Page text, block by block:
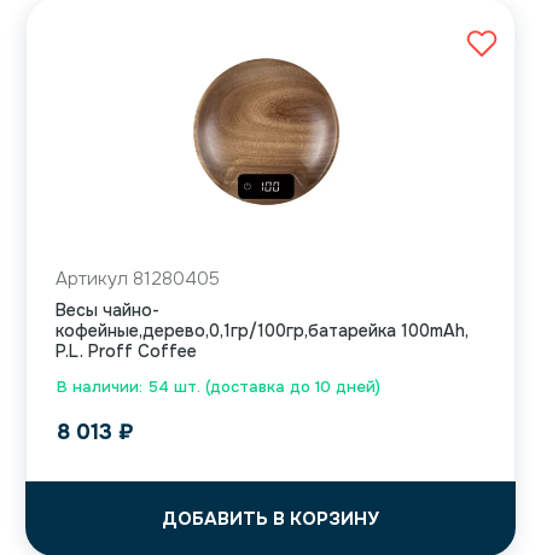
В наличии: 54 шт. (доставка до 10 дней)
Артикул 81280405
Весы чайно-
кофейные,дерево,0,1гр/100гр,батарейка 100mAh,
P.L. Proff Coffee
8 013 ₽
ДОБАВИТЬ В КОРЗИНУ